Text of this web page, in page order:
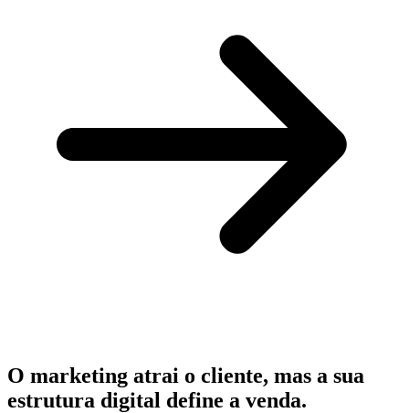
O marketing atrai o cliente, mas a sua
estrutura digital define a venda.